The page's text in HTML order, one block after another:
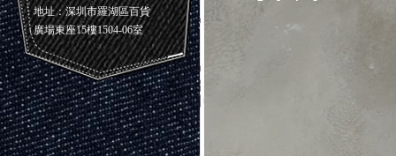
地址：深圳市羅湖區百貨
廣場東座15樓1504-06室